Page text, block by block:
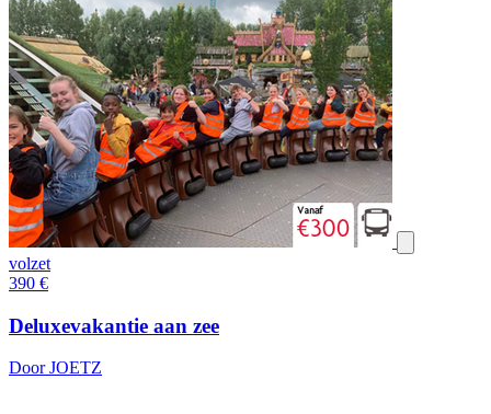
volzet
390 €
Deluxevakantie aan zee
Door JOETZ